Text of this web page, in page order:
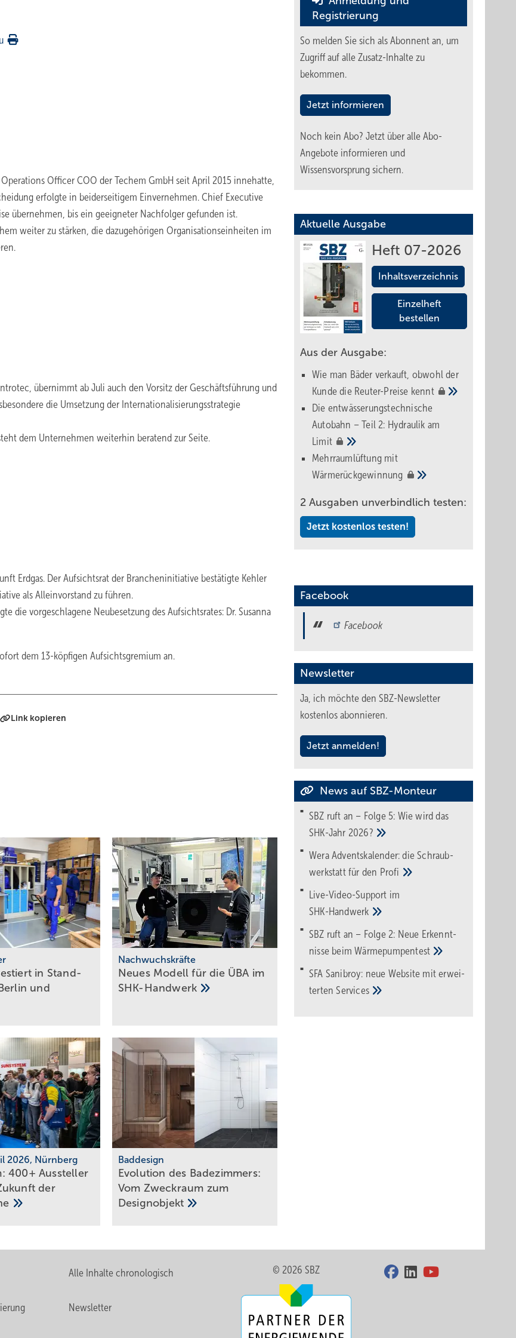
Officer COO der Techem GmbH seit April 2015 innehatte,
erfolgte in beiderseitigem Einvernehmen. Chief Executive
übernehmen, bis ein geeigneter Nachfolger gefunden ist.
weiter zu stärken, die dazugehörigen Organisationseinheiten im
übernimmt ab Juli auch den Vorsitz der Geschäftsführung und
die Umsetzung der Internationalisierungsstrategie
dem Unternehmen weiterhin beratend zur Seite.
Erdgas. Der Aufsichtsrat der Brancheninitiative bestätigte Kehler
als Alleinvorstand zu führen.
die vorgeschlagene Neubesetzung des Aufsichtsrates: Dr. Susanna
dem 13-köpfigen Aufsichtsgremium an.
Link kopieren
in Stand­
und
Nachwuchskräfte
Neues Modell für die ÜBA im
SHK-Handwerk
2026, Nürnberg
400+ Aus­stel­ler
der
Baddesign
Evolution des Ba­de­zim­mers:
Vom Zweck­raum zum
De­sign­ob­jekt
Registrierung
So melden Sie sich als Abonnent an, um
Zugriff auf alle Zusatz-Inhalte zu
bekommen.
Jetzt informieren
Noch kein Abo? Jetzt über alle Abo-
Angebote informieren und
Wissensvorsprung sichern.
Aktuelle Ausgabe
Heft 07-2026
Inhaltsverzeichnis
Einzelheft
bestellen
Aus der Ausgabe:
Wie man Bäder verkauft, obwohl der
Kunde die Reuter-Preise kennt
Die entwässerungstechnische
Autobahn – Teil 2: Hydraulik am
Limit
Mehrraumlüftung mit
Wärmerückgewinnung
2 Ausgaben unverbindlich testen:
Jetzt kostenlos testen!
Facebook
Facebook
Newsletter
Ja, ich möchte den SBZ-Newsletter
kostenlos abonnieren.
Jetzt anmelden!
News auf SBZ-Monteur
SBZ ruft an – Folge 5: Wie wird das
SHK-Jahr 2026?
Wera Adventskalender: die Schraub­
werk­statt für den Pro­fi
Live-Video-Support im
SHK-Handwerk
SBZ ruft an – Folge 2: Neue Erkennt­
nisse beimWärme­pumpen­test
SFA Sanibroy: neue Web­site mit erwei­
tertenServices
Alle Inhalte chronologisch
Newsletter
© 2026 SBZ